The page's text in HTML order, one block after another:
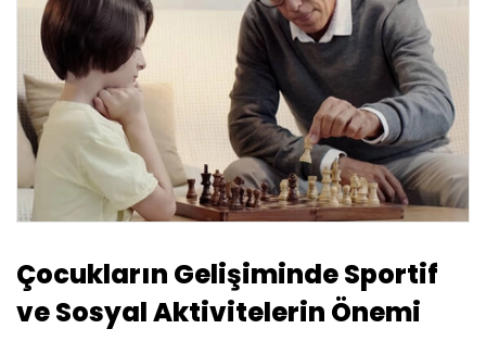
Çocukların Gelişiminde Sportif
ve Sosyal Aktivitelerin Önemi